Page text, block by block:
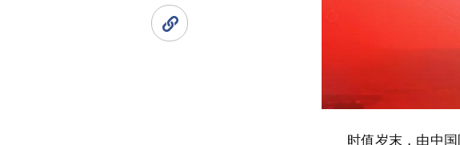
时值岁末，由中